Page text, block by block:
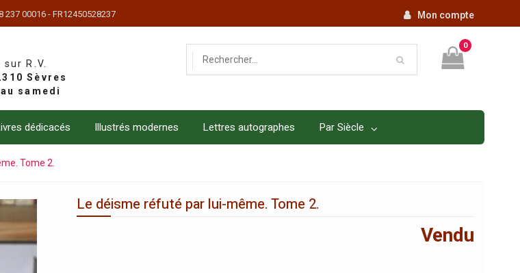
237 00016 - FR12450528237 Mon compte
R.V.
0
dédicacés Illustrés modernes Lettres autographes Par Siècle
Tome 2.
Le déisme réfuté par lui-même. Tome 2.
Vendu